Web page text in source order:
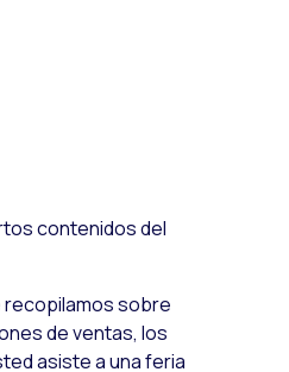
contenidos del
recopilamos sobre
de ventas, los
asiste a una feria